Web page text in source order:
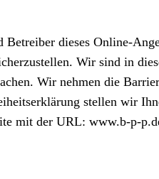
dieses Online-
Wir sind in
Wir nehmen die
stellen wir
mit der URL: www.b-p-